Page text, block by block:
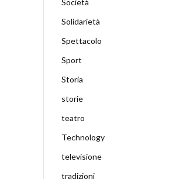
Solidarietà
Spettacolo
Sport
Storia
storie
teatro
Technology
televisione
tradizioni